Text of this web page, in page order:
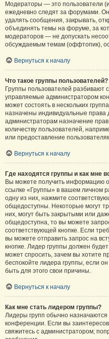
Модераторы — это пользователи
ежедневно следят за форумами.
удалять сообщения, закрывать,
объединять темы на форуме, за
модераторов — не допускать
обсуждаемым темам (оффтопик),
Вернуться к началу
Что такое группы пользователей?
Группы пользователей разбивают
управляемые администратором
может состоять в нескольких
назначены индивидуальные права
администраторам назначение
количеству пользователей,
или предоставление
Вернуться к началу
Где находятся группы и как мне
Вы можете получить информацию
ссылке «Группы» в вашем личном
одну из них, нажмите
общедоступны. Некоторые могут
них, могут быть закрытыми или
общедоступна, то вы можете
соответствующей кнопке. Если
вы можете отправить запрос на
кнопке. Лидер группы должен
может спросить, зачем вы хотите
беспокойте лидера группы, если
быть для этого свои причины.
Вернуться к началу
Как мне стать лидером группы?
Лидеры групп обычно
конференции. Если вы
свяжитесь с администратором;